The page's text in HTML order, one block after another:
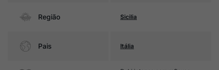
Região Sicilia
Pais Itália